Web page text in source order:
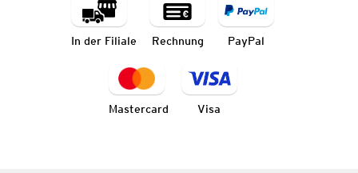
In der Filiale Rechnung PayPal
Mastercard Visa